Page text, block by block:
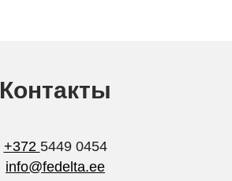
Контакты
+372 5449 0454
info@fedelta.ee